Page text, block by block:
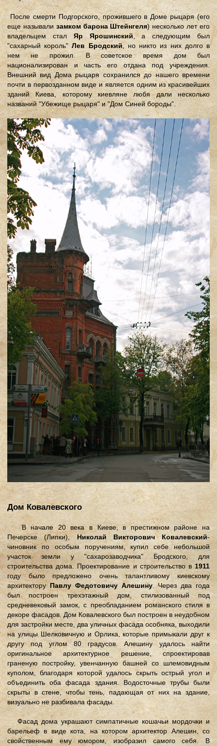
После смерти Подгорского, прожившего в Доме рыцаря (его
еще называли замком барона Штейнгеля) несколько лет его
владельцем стал Яр Ярошинский , а следующим был
"сахарный король"Лев Бродский, но никто из них долго в
нем не прожил. В советское время дом был
национализирован и часть его отдана под учреждения.
Внешний вид Дома рыцаря сохранился до нашего времени
почти в первозданном виде и является одним из красивейших
зданий Киева, которому киевляне любя дали несколько
названий "Убежище рыцаря" и "Дом Синей бороды".
Дом Ковалевского
В начале 20 века в Киеве, в престижном районе на
Печерске (Липки), Николай Викторович Ковалевский-
чиновник по особым поручениям, купил себе небольшой
участок земли у "сахарозаводчика" Бродского, для
строительства дома. Проектирование и строительство в 1911
году было предложено очень талантливому киевскому
архитектору Павлу Федотовичу Алешину. Через два года
был построен трехэтажный дом, стилизованный под
средневековый замок, с преобладанием романского стиля в
декоре фасадов. Дом Ковалевского был построен в неудобном
для застройки месте, два уличных фасада особняка, выходили
на улицы Шелковичную и Орлика, которые примыкали друг к
другу под углом 80 градусов. Алешину удалось найти
оригинальное архитектурное решение, спроектировав
граненую постройку, увенчанную башней со шлемовидным
куполом, благодаря которой удалось скрыть острый угол и
объединить оба фасада здания. Водосточные трубы были
скрыты в стене, чтобы тень, падающая от них на здание,
визуально не разбивала фасады.
Фасад дома украшают симпатичные кошачьи мордочки и
барельеф в виде кота, на котором архитектор Алешин, со
свойственным ему юмором, изобразил самого себя. В